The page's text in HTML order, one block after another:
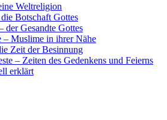
Weltreligion
Botschaft Gottes
der Gesandte Gottes
– Muslime in ihrer Nähe
Zeit der Besinnung
– Zeiten des Gedenkens und Feierns
erklärt